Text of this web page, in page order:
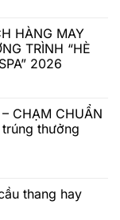
HÀNG MAY
TRÌNH “HÈ
2026
CHẠM CHUẨN
thưởng
thang hay